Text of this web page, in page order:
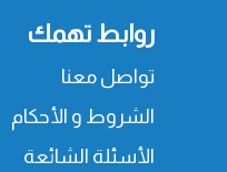
روابط تهمك
تواصل معنا
الشروط و الأحكام
الأسئلة الشائعة